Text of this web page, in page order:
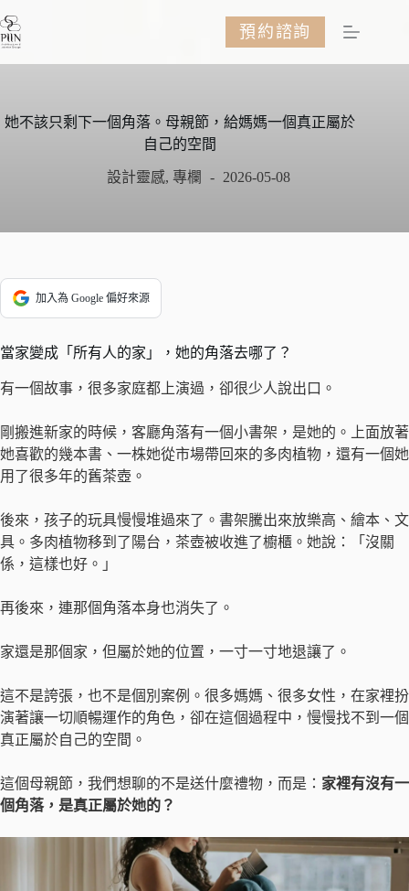
至
容
預約諮詢
她不該只剩下一個角落。母親節，給媽媽一個真正屬於
自己的空間
設計靈感, 專欄 2026-05-08
加入為 Google 偏好來源
當家變成「所有人的家」，她的角落去哪了？
有一個故事，很多家庭都上演過，卻很少人說出口。
剛搬進新家的時候，客廳角落有一個小書架，是她的。上面放著
她喜歡的幾本書、一株她從市場帶回來的多肉植物，還有一個她
用了很多年的舊茶壺。
後來，孩子的玩具慢慢堆過來了。書架騰出來放樂高、繪本、文
具。多肉植物移到了陽台，茶壺被收進了櫥櫃。她說：「沒關
係，這樣也好。」
再後來，連那個角落本身也消失了。
家還是那個家，但屬於她的位置，一寸一寸地退讓了。
這不是誇張，也不是個別案例。很多媽媽、很多女性，在家裡扮
演著讓一切順暢運作的角色，卻在這個過程中，慢慢找不到一個
真正屬於自己的空間。
這個母親節，我們想聊的不是送什麼禮物，而是： 家裡有沒有一
個角落，是真正屬於她的？